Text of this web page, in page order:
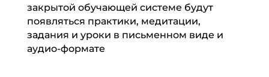
закрытой обучающей системе будут
появляться практики, медитации,
задания и уроки в письменном виде и
аудио-формате